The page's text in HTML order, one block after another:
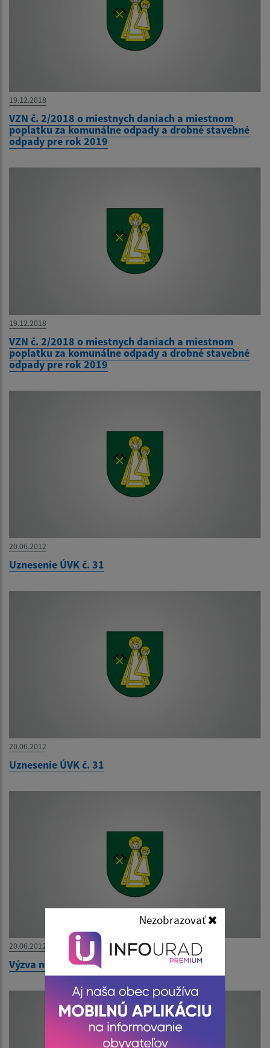
Nezobrazovať
19.12.2018
VZN č. 2/2018 o miestnych daniach a miestnom
poplatku za komunálne odpady a drobné stavebné
odpady pre rok 2019
19.12.2018
VZN č. 2/2018 o miestnych daniach a miestnom
poplatku za komunálne odpady a drobné stavebné
odpady pre rok 2019
20.06.2012
Uznesenie ÚVK č. 31
20.06.2012
Uznesenie ÚVK č. 31
20.06.2012
Výzva na predloženie ponuky